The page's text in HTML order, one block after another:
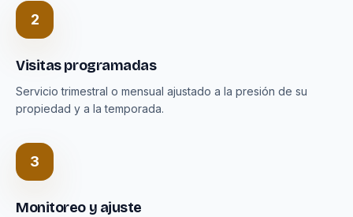
2
Visitas programadas
Servicio trimestral o mensual ajustado a la presión de su
propiedad y a la temporada.
3
Monitoreo y ajuste